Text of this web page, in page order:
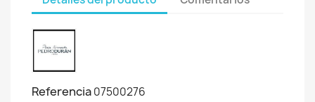
Referencia07500276